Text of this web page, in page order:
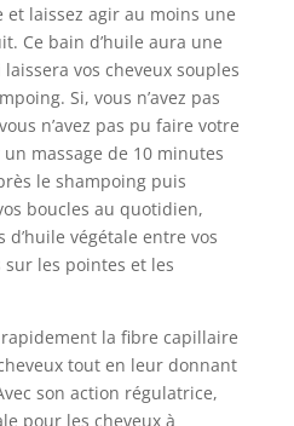
laissez agir au moins une
Ce bain d’huile aura une
vos cheveux souples
Si, vous n’avez pas
n’avez pas pu faire votre
massage de 10 minutes
le shampoing puis
boucles au quotidien,
végétale entre vos
les pointes et les
la fibre capillaire
tout en leur donnant
son action régulatrice,
pour les cheveux à